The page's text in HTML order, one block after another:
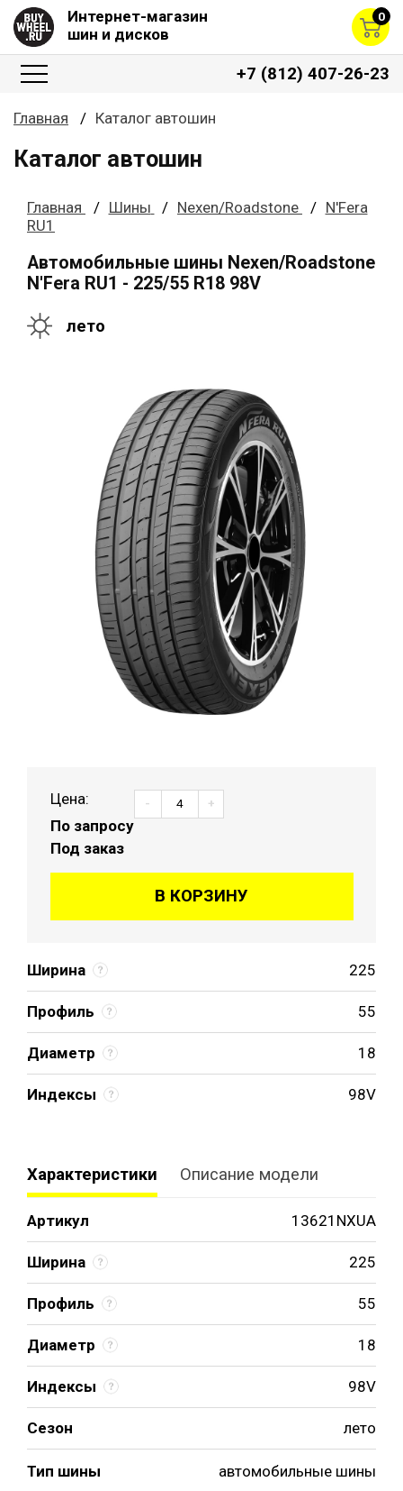
Интернет-магазин
шин и дисков
0
+7 (812) 407-26-23
Главная Каталог автошин
Каталог автошин
Главная Шины Nexen/Roadstone
N'Fera
RU1
Автомобильные шины Nexen/Roadstone
N'Fera RU1 - 225/55 R18 98V
лето
Ширина 225
Профиль 55
Диаметр 18
Индексы 98V
Цена:
По запросу
Под заказ
- +
В КОРЗИНУ
Характеристики Описание модели
Артикул 13621NXUA
Ширина 225
Профиль 55
Диаметр 18
Индексы 98V
Сезон лето
Тип шины автомобильные шины